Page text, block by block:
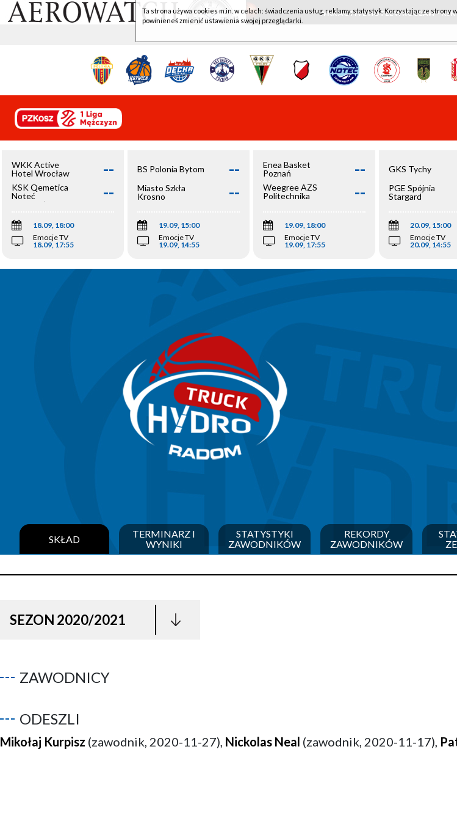
WKK ACTIVE HOTEL WROCŁAW -
WKK Active
Hotel Wrocław
--
KSK Qemetica
Noteć
Inowrocław
--
18.09, 18:00
Emocje TV
18.09, 17:55
BS Polonia Bytom --
Miasto Szkła
Krosno
--
19.09, 15:00
Emocje TV
19.09, 14:55
Enea Basket
Poznań
--
Weegree AZS
Politechnika
--
19.09, 18:00
Emocje TV
19.09, 17:55
GKS Tychy
PGE Spójnia
Stargard
20.09, 15:00
Emocje TV
20.09, 14:55
SKŁAD
TERMINARZ I
WYNIKI
STATYSTYKI
ZAWODNIKÓW
REKORDY
ZAWODNIKÓW
SEZON 2020/2021
ZAWODNICY
ODESZLI
Mikołaj Kurpisz (zawodnik, 2020-11-27), Nickolas Neal (zawodnik, 2020-11-17),
Ta strona używa cookies m.in. w celach: świadczenia usług, reklamy, statystyk. Korzystając ze strony
powinieneś zmienić ustawienia swojej przeglądarki.